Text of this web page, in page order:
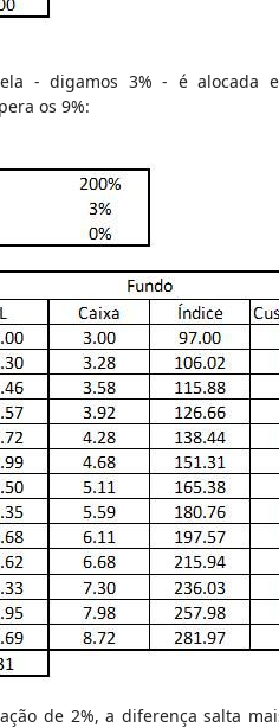
- digamos 3% - é alocada
os 9%:
de 2%, a diferença salta